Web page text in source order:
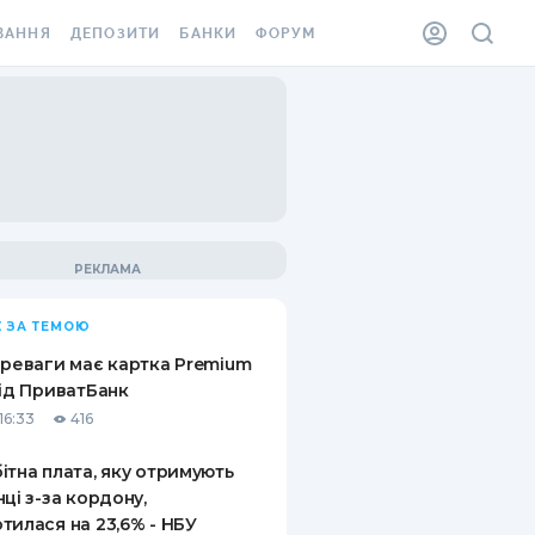
ВІНЬЄТКА
ВІД
ВИПАДКІВ
ДЕПОЗИТИ
ПИТАННЯ ТА ВІДПОВІДІ
ПУТІВНИКИ ПО
БАНКИ ФОРУМ
ЗА ТЕМОЮ
має картка Premium
ПриватБанк
416
плата, яку отримують
з-за кордону,
на 23,6% - НБУ